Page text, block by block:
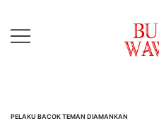
ke
konten
PELAKU BACOK TEMAN DIAMANKAN